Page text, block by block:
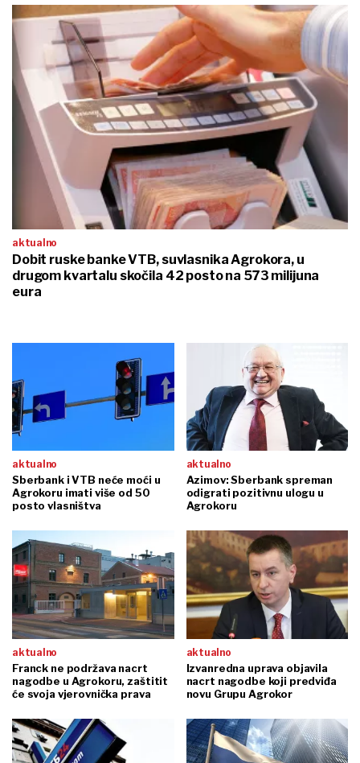
aktualno
Dobit ruske banke VTB, suvlasnika Agrokora, u
drugom kvartalu skočila 42 posto na 573 milijuna
eura
aktualno
Sberbank i VTB neće moći u
Agrokoru imati više od 50
posto vlasništva
aktualno
Azimov: Sberbank spreman
odigrati pozitivnu ulogu u
Agrokoru
aktualno
Franck ne podržava nacrt
nagodbe u Agrokoru, zaštitit
će svoja vjerovnička prava
aktualno
Izvanredna uprava objavila
nacrt nagodbe koji predviđa
novu Grupu Agrokor